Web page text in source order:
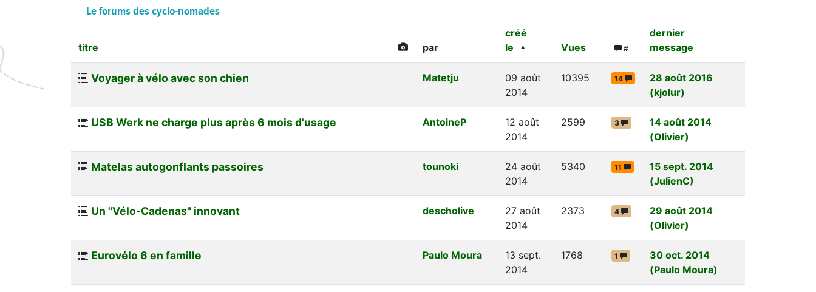
Le forums des cyclo-nomades
titre par
créé
le
Vues #
dernier
message
Voyager à vélo avec son chien Matetju
09 août
2014
10395 14
28 août 2016
(kjolur)
USB Werk ne charge plus après 6 mois d'usage AntoineP
12 août
2014
2599 3
14 août 2014
(Olivier)
Matelas autogonflants passoires tounoki
24 août
2014
5340 11
15 sept. 2014
(JulienC)
Un "Vélo-Cadenas" innovant descholive
27 août
2014
2373 4
29 août 2014
(Olivier)
Eurovélo 6 en famille Paulo Moura
13 sept.
2014
1768 1
30 oct. 2014
(Paulo Moura)